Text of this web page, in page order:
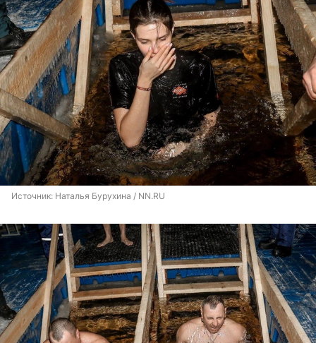
Источник: Наталья Бурухина / NN.RU